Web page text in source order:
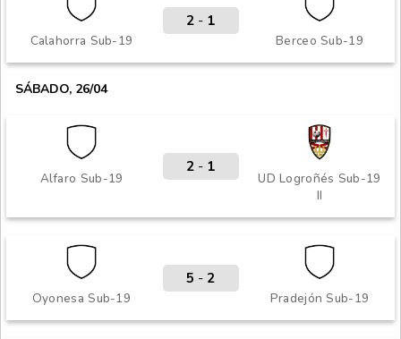
Calahorra Sub-19 Berceo Sub-19
2 - 1
SÁBADO, 26/04
Alfaro Sub-19
UD Logroñés Sub-19
II
2 - 1
Oyonesa Sub-19 Pradejón Sub-19
5 - 2